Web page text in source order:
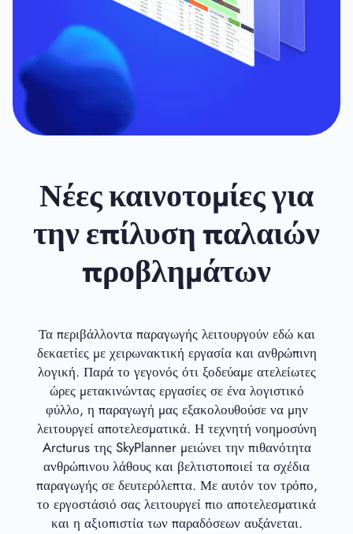
Νέες καινοτομίες για
την επίλυση παλαιών
προβλημάτων
Τα περιβάλλοντα παραγωγής λειτουργούν εδώ και
δεκαετίες με χειρωνακτική εργασία και ανθρώπινη
λογική. Παρά το γεγονός ότι ξοδεύαμε ατελείωτες
ώρες μετακινώντας εργασίες σε ένα λογιστικό
φύλλο, η παραγωγή μας εξακολουθούσε να μην
λειτουργεί αποτελεσματικά. Η τεχνητή νοημοσύνη
Arcturus της SkyPlanner μειώνει την πιθανότητα
ανθρώπινου λάθους και βελτιστοποιεί τα σχέδια
παραγωγής σε δευτερόλεπτα. Με αυτόν τον τρόπο,
το εργοστάσιό σας λειτουργεί πιο αποτελεσματικά
και η αξιοπιστία των παραδόσεων αυξάνεται.